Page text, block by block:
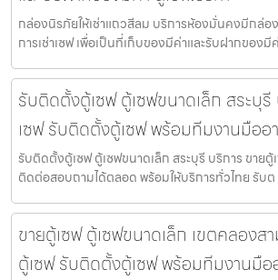
กล่องนิรภัยให้เช่าแถวสีลม บริการห้องมั่นคงมีกล่อ
การเช่าเซฟ เพื่อเป็นที่เก็บของมีค่าและรับฝากของมี
รับติดตั้งตู้เซฟ ตู้เซฟขนาดเล็ก สระบุ
เซฟ รับติดตั้งตู้เซฟ พร้อมทีมงานมืออ
รับติดตั้งตู้เซฟ ตู้เซฟขนาดเล็ก สระบุรี บริการ ขาย
ติดต่อสอบถามได้ตลอด พร้อมให้บริการทั่วไทย รับต
ขายตู้เซฟ ตู้เซฟขนาดเล็ก เขตคลองส
ตู้เซฟ รับติดตั้งตู้เซฟ พร้อมทีมงานมือ